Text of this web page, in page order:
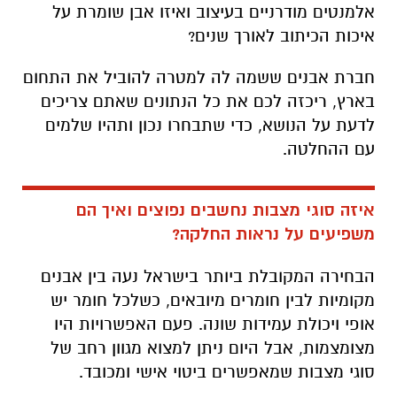
אלמנטים מודרניים בעיצוב ואיזו אבן שומרת על
איכות הכיתוב לאורך שנים?
חברת אבנים ששמה לה למטרה להוביל את התחום
בארץ, ריכזה לכם את כל הנתונים שאתם צריכים
לדעת על הנושא, כדי שתבחרו נכון ותהיו שלמים
עם ההחלטה.
איזה סוגי מצבות נחשבים נפוצים ואיך הם
משפיעים על נראות החלקה?
הבחירה המקובלת ביותר בישראל נעה בין אבנים
מקומיות לבין חומרים מיובאים, כשלכל חומר יש
אופי ויכולת עמידות שונה. פעם האפשרויות היו
מצומצמות, אבל היום ניתן למצוא מגוון רחב של
סוגי מצבות שמאפשרים ביטוי אישי ומכובד.